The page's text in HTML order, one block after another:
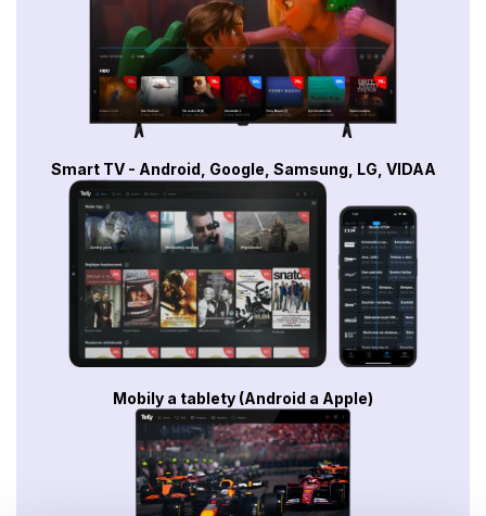
Smart TV - Android, Google, Samsung, LG, VIDAA
Mobily a tablety (Android a Apple)